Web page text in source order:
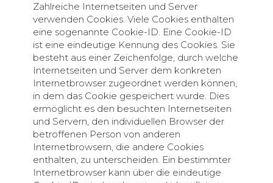
Zahlreiche Internetseiten und Server
verwenden Cookies. Viele Cookies enthalten
eine sogenannte Cookie-ID. Eine Cookie-ID
ist eine eindeutige Kennung des Cookies. Sie
besteht aus einer Zeichenfolge, durch welche
Internetseiten und Server dem konkreten
Internetbrowser zugeordnet werden können,
in dem das Cookie gespeichert wurde. Dies
ermöglicht es den besuchten Internetseiten
und Servern, den individuellen Browser der
betroffenen Person von anderen
Internetbrowsern, die andere Cookies
enthalten, zu unterscheiden. Ein bestimmter
Internetbrowser kann über die eindeutige